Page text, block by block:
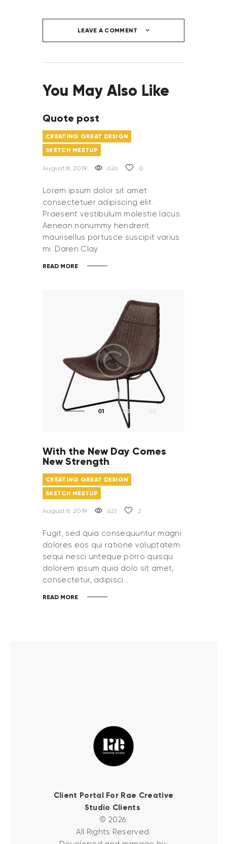
LEAVE A COMMENT
You May Also Like
Quote post
CREATING GREAT DESIGN
SKETCH MEETUP
August 8, 2019 626 0
Lorem ipsum dolor sit amet
consectetuer adipiscing elit.
Praesent vestibulum molestie lacus.
Aenean nonummy hendrerit
maurisellus portusce suscipit varius
mi. Daren Clay
READ MORE
With the New Day Comes
New Strength
CREATING GREAT DESIGN
SKETCH MEETUP
August 8, 2019 621 2
Fugit, sed quia consequuntur magni
dolores eos qui ratione voluptatem
sequi nesci unteque porro quisqu
dolorem ipsum quia dolo sit amet,
consectetur, adipisci…
READ MORE
Client Portal For Rae Creative
Studio Clients
© 2026.
All Rights Reserved.